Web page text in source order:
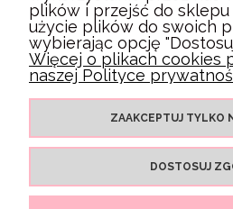
PŁATNOŚCI I
POKAŻ PEŁNĄ
plików i przejść do
użycie plików do swoich
wybierając opcję
Więcej o plikach cookies
naszej Polityce
ZAAKCEPTUJ TYLKO
DOSTOSUJ